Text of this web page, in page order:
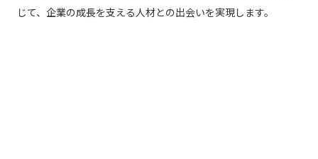
じて、企業の成長を支える人材との出会いを実現します。